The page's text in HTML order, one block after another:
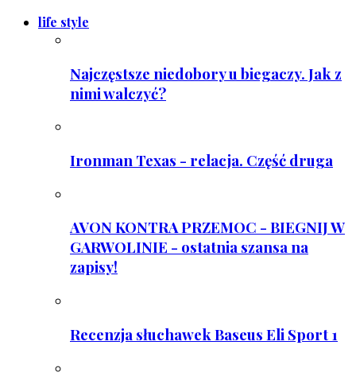
life style
Najczęstsze niedobory u biegaczy. Jak z
nimi walczyć?
Ironman Texas - relacja. Część druga
AVON KONTRA PRZEMOC - BIEGNIJ W
GARWOLINIE - ostatnia szansa na
zapisy!
Recenzja słuchawek Baseus Eli Sport 1